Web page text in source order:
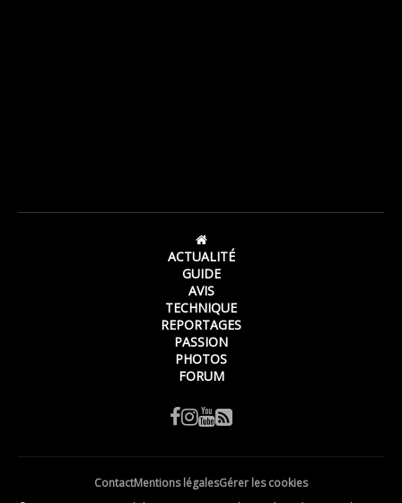
ACTUALITÉ
GUIDE
AVIS
TECHNIQUE
REPORTAGES
PASSION
PHOTOS
FORUM
ContactMentions légalesGérer les cookies